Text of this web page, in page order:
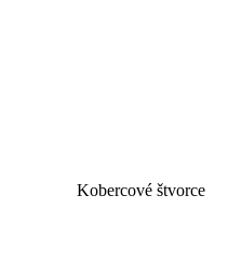
Kobercové štvorce